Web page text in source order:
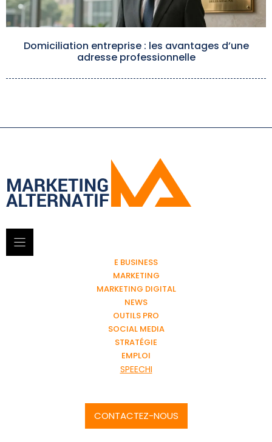
Domiciliation entreprise : les avantages d’une
adresse professionnelle
E BUSINESS
MARKETING
MARKETING DIGITAL
NEWS
OUTILS PRO
SOCIAL MEDIA
STRATÉGIE
EMPLOI
SPEECHI
CONTACTEZ-NOUS